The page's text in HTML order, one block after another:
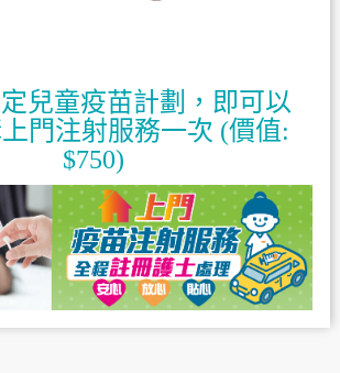
兒童疫苗計劃，即可以
門注射服務一次 (價值:
$750)